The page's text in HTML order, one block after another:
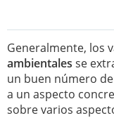
Generalmente, los
ambientales se
un buen número
a un aspecto
sobre varios